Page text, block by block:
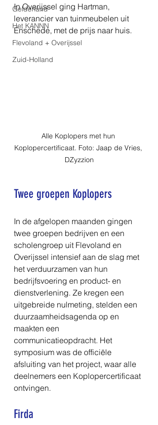
Gelderland
Het KANNN
Flevoland + Overijssel
Zuid-Holland
In Overijssel ging Hartman,
leverancier van tuinmeubelen uit
Enschede, met de prijs naar huis.
Alle Koplopers met hun
Koplopercertificaat. Foto: Jaap de Vries,
DZyzzion
Twee groepen Koplopers
In de afgelopen maanden gingen
twee groepen bedrijven en een
scholengroep uit Flevoland en
Overijssel intensief aan de slag met
het verduurzamen van hun
bedrijfsvoering en product- en
dienstverlening. Ze kregen een
uitgebreide nulmeting, stelden een
duurzaamheidsagenda op en
maakten een
communicatieopdracht. Het
symposium was de officiële
afsluiting van het project, waar alle
deelnemers een Koplopercertificaat
ontvingen.
Firda